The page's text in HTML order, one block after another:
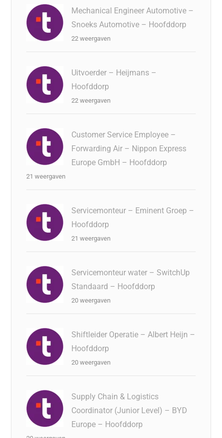
Mechanical Engineer Automotive –
Snoeks Automotive – Hoofddorp
22 weergaven
Uitvoerder – Heijmans –
Hoofddorp
22 weergaven
Customer Service Employee –
Forwarding Air – Nippon Express
Europe GmbH – Hoofddorp
21 weergaven
Servicemonteur – Eminent Groep –
Hoofddorp
21 weergaven
Servicemonteur water – SwitchUp
Standaard – Hoofddorp
20 weergaven
Shiftleider Operatie – Albert Heijn –
Hoofddorp
20 weergaven
Supply Chain & Logistics
Coordinator (Junior Level) – BYD
Europe – Hoofddorp